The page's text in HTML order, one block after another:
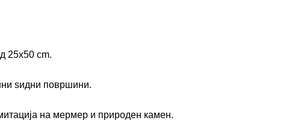
25x50 cm.
ѕидни површини.
на мермер и природен камен.